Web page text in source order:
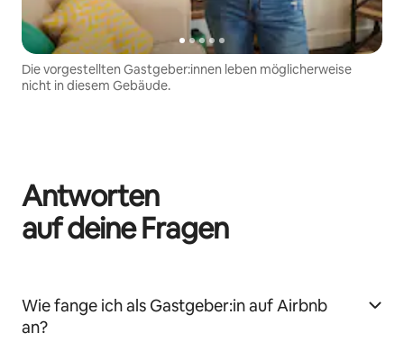
Die vorgestellten Gastgeber:innen leben möglicherweise
nicht in diesem Gebäude.
Antworten
auf deine Fragen
Wie fange ich als Gastgeber:in auf Airbnb
an?